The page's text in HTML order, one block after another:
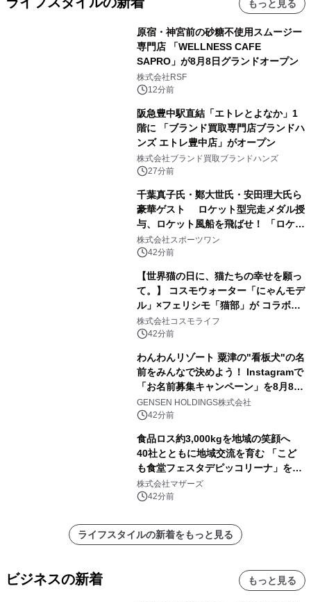
もっと見る
原宿・神宮前の砂糖不使用スムージー
専門店 「WELLNESS CAFE
SAPRO」が8月8日グランドオープン
株式会社RSF
12分前
阪急豊中駅直結「エトレとよなか」1
階に 「ブランド買取専門店ブランドハ
ンズ エトレ豊中店」がオープン
株式会社ブランド買取ブランドハンズ
27分前
千葉真子氏・鄭大世氏・安田理大氏ら
豪華ゲスト ロケット型完走メダル授
与、ロケット風船を飛ばせ！ 「ロケッ
トマラソン2026」開催
株式会社スポーツワン
42分前
【世界猫の日に、猫たちの幸せを願っ
て。】 コスモウォーター「にゃんモデ
ル」×フェリシモ「猫部」が コラボキ
ャンペーンを実施
株式会社コスモライフ
42分前
わんわんリゾート 粟津の"看板犬"の名
前をみんなで決めよう！ Instagramで
「お名前募集キャンペーン」を8月8日
(土)より開催
GENSEN HOLDINGS株式会社
42分前
食品ロス約3,000kgを地域の笑顔へ
40社とともに地域交流を育む 「こど
も食堂フェスタデピッコリーナ」を9
月5日(土)開催
株式会社マザーズ
42分前
ライフスタイルの新着をもっと見る
ビジネスの新着 もっと見る